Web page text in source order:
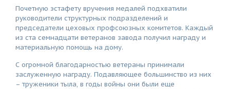
Почетную эстафету вручения медалей подхватили
руководители структурных подразделений и
председатели цеховых профсоюзных комитетов. Каждый
из ста семнадцати ветеранов завода получил награду и
материальную помощь на дому.
С огромной благодарностью ветераны принимали
заслуженную награду. Подавляющее большинство из них
– труженики тыла, в годы войны они были еще